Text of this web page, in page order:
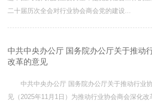
二十届历次全会对行业协会商会党的建设...
中共中央办公厅 国务院办公厅关于推动
改革的意见
中共中央办公厅 国务院办公厅关于推动行业
见（2025年11月1日）为推动行业协会商会深化